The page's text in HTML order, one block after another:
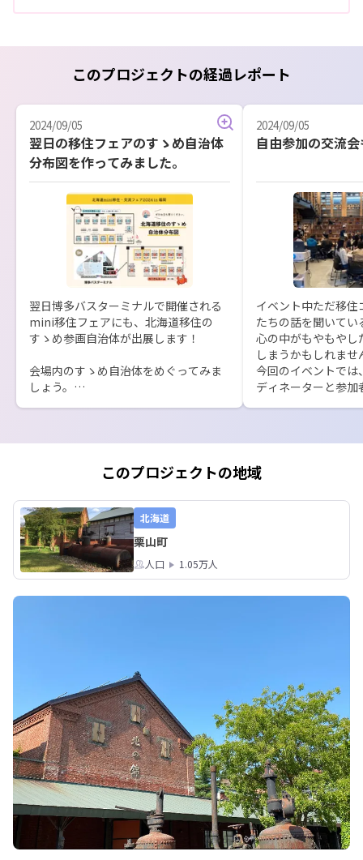
このプロジェクトの経過レポート
2024/09/05
翌日の移住フェアのすゝめ自治体
分布図を作ってみました。
翌日博多バスターミナルで開催される
mini移住フェアにも、北海道移住の
すゝめ参画自治体が出展します！
会場内のすゝめ自治体をめぐってみま
しょう。
もし相談者さんの希望が自分のまちで
は叶えられないなと思ったら、よその
まちをお勧めしたりもします。
色々な出会いがある移住フェア。
お気軽にお立ち寄りくださいね。
2024/09/05
自由参加の交流
イベント中ただ移
たちの話を聞いて
心の中がもやもやし
しまうかもしれませ
今回のイベントで
ディネーターと参
いての更なる深掘り
にゆるーくお話しし
楽しんでいただける
このプロジェクトの地域
北海道
栗山町
人口 1.05万人